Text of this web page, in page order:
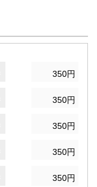
350円
350円
350円
350円
350円